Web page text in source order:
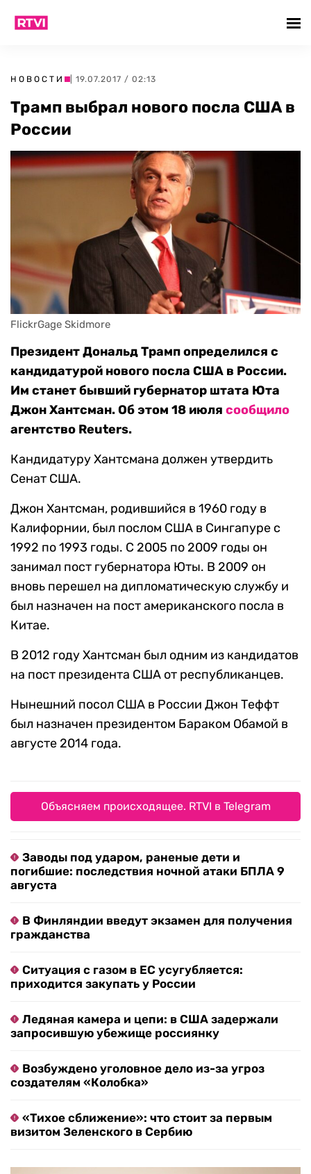
НОВОСТИ | 19.07.2017 / 02:13
Трамп выбрал нового посла США в
России
FlickrGage Skidmore
Президент Дональд Трамп определился с
кандидатурой нового посла США в России.
Им станет бывший губернатор штата Юта
Джон Хантсман. Об этом 18 июля сообщило
агентство Reuters.
Кандидатуру Хантсмана должен утвердить
Сенат США.
Джон Хантсман, родившийся в 1960 году в
Калифорнии, был послом США в Сингапуре с
1992 по 1993 годы. С 2005 по 2009 годы он
занимал пост губернатора Юты. В 2009 он
вновь перешел на дипломатическую службу и
был назначен на пост американского посла в
Китае.
В 2012 году Хантсман был одним из кандидатов
на пост президента США от республиканцев.
Нынешний посол США в России Джон Теффт
был назначен президентом Бараком Обамой в
августе 2014 года.
Объясняем происходящее. RTVI в Telegram
Заводы под ударом, раненые дети и
погибшие: последствия ночной атаки БПЛА 9
августа
В Финляндии введут экзамен для получения
гражданства
Ситуация с газом в ЕС усугубляется:
приходится закупать у России
Ледяная камера и цепи: в США задержали
запросившую убежище россиянку
Возбуждено уголовное дело из-за угроз
создателям «Колобка»
«Тихое сближение»: что стоит за первым
визитом Зеленского в Сербию